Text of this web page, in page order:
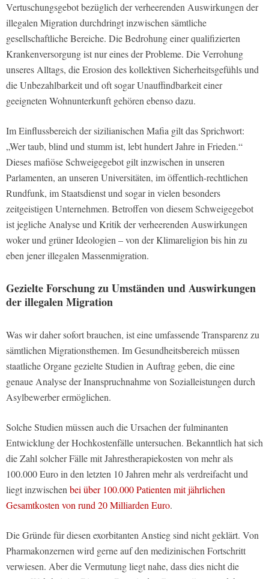
Vertuschungsgebot bezüglich der verheerenden Auswirkungen der
illegalen Migration durchdringt inzwischen sämtliche
gesellschaftliche Bereiche. Die Bedrohung einer qualifizierten
Krankenversorgung ist nur eines der Probleme. Die Verrohung
unseres Alltags, die Erosion des kollektiven Sicherheitsgefühls und
die Unbezahlbarkeit und oft sogar Unauffindbarkeit einer
geeigneten Wohnunterkunft gehören ebenso dazu.
Im Einflussbereich der sizilianischen Mafia gilt das Sprichwort:
„Wer taub, blind und stumm ist, lebt hundert Jahre in Frieden.“
Dieses mafiöse Schweigegebot gilt inzwischen in unseren
Parlamenten, an unseren Universitäten, im öffentlich-rechtlichen
Rundfunk, im Staatsdienst und sogar in vielen besonders
zeitgeistigen Unternehmen. Betroffen von diesem Schweigegebot
ist jegliche Analyse und Kritik der verheerenden Auswirkungen
woker und grüner Ideologien – von der Klimareligion bis hin zu
eben jener illegalen Massenmigration.
Gezielte Forschung zu Umständen und Auswirkungen
der illegalen Migration
Was wir daher sofort brauchen, ist eine umfassende Transparenz zu
sämtlichen Migrationsthemen. Im Gesundheitsbereich müssen
staatliche Organe gezielte Studien in Auftrag geben, die eine
genaue Analyse der Inanspruchnahme von Sozialleistungen durch
Asylbewerber ermöglichen.
Solche Studien müssen auch die Ursachen der fulminanten
Entwicklung der Hochkostenfälle untersuchen. Bekanntlich hat sich
die Zahl solcher Fälle mit Jahrestherapiekosten von mehr als
100.000 Euro in den letzten 10 Jahren mehr als verdreifacht und
liegt inzwischenbei über 100.000 Patienten mit jährlichen
Gesamtkosten von rund 20 Milliarden Euro.
Die Gründe für diesen exorbitanten Anstieg sind nicht geklärt. Von
Pharmakonzernen wird gerne auf den medizinischen Fortschritt
verwiesen. Aber die Vermutung liegt nahe, dass dies nicht die